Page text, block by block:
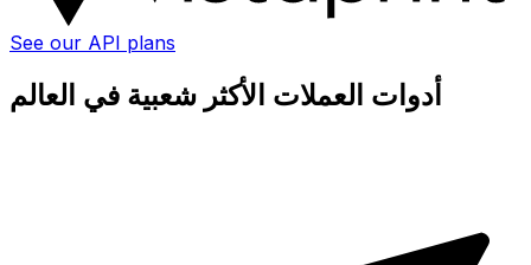
See our API plans
أدوات العملات الأكثر شعبية في العالم